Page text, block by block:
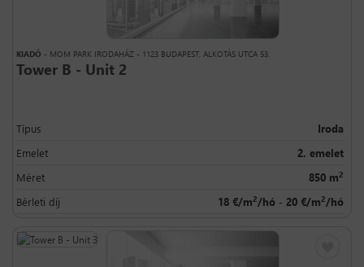
KIADÓ - MOM PARK IRODAHÁZ - 1123 BUDAPEST, ALKOTÁS UTCA 53.
Tower B - Unit 2
Típus Iroda
Emelet 2. emelet
Méret 850 m2
Bérleti díj 18 €/m2/hó - 20 €/m2/hó